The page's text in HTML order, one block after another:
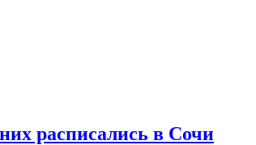
расписались в Сочи